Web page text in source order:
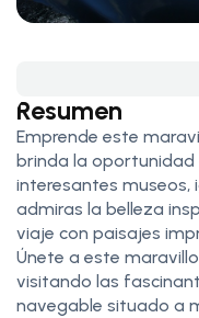
Resumen
Emprende este
brinda la oportunidad
interesantes museos,
admiras la belleza
viaje con paisajes
Únete a este
visitando las
navegable situado a